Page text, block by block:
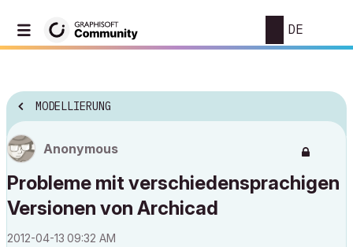
DE
MODELLIERUNG
Anonymous
Probleme mit verschiedensprachigen
Versionen von Archicad
‎2012-04-13 09:32 AM